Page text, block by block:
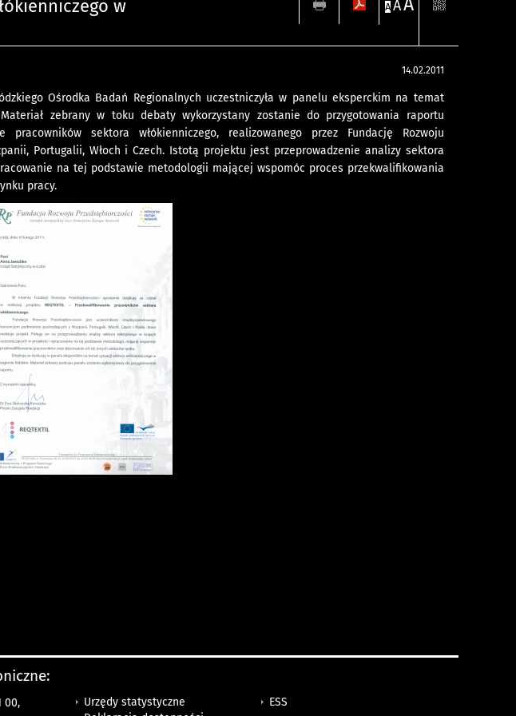
w
A AA
14.02.2011
Ośrodka Badań Regionalnych uczestniczyła w panelu eksperckim na temat
zebrany w toku debaty wykorzystany zostanie do przygotowania raportu
pracowników sektora włókienniczego, realizowanego przez Fundację Rozwoju
Portugalii, Włoch i Czech. Istotą projektu jest przeprowadzenie analizy sektora
na tej podstawie metodologii mającej wspomóc proces przekwalifikowania
pracy.
00,
Urzędy statystyczne
ESS